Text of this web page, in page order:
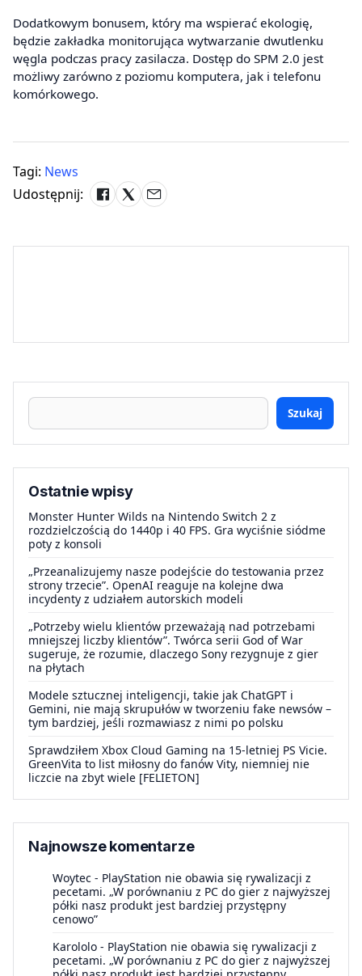
Dodatkowym bonusem, który ma wspierać ekologię,
będzie zakładka monitorująca wytwarzanie dwutlenku
węgla podczas pracy zasilacza. Dostęp do SPM 2.0 jest
możliwy zarówno z poziomu komputera, jak i telefonu
komórkowego.
Tagi: News
Udostępnij:
Szukaj
Ostatnie wpisy
Monster Hunter Wilds na Nintendo Switch 2 z
rozdzielczością do 1440p i 40 FPS. Gra wyciśnie siódme
poty z konsoli
„Przeanalizujemy nasze podejście do testowania przez
strony trzecie”. OpenAI reaguje na kolejne dwa
incydenty z udziałem autorskich modeli
„Potrzeby wielu klientów przeważają nad potrzebami
mniejszej liczby klientów”. Twórca serii God of War
sugeruje, że rozumie, dlaczego Sony rezygnuje z gier
na płytach
Modele sztucznej inteligencji, takie jak ChatGPT i
Gemini, nie mają skrupułów w tworzeniu fake newsów –
tym bardziej, jeśli rozmawiasz z nimi po polsku
Sprawdziłem Xbox Cloud Gaming na 15-letniej PS Vicie.
GreenVita to list miłosny do fanów Vity, niemniej nie
liczcie na zbyt wiele [FELIETON]
Najnowsze komentarze
Woytec - PlayStation nie obawia się rywalizacji z
pecetami. „W porównaniu z PC do gier z najwyższej
półki nasz produkt jest bardziej przystępny
cenowo”
Karololo - PlayStation nie obawia się rywalizacji z
pecetami. „W porównaniu z PC do gier z najwyższej